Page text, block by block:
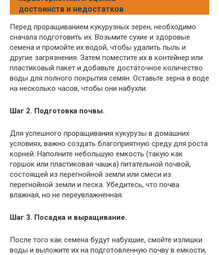
достоинств и недостатков
Перед проращиванием кукурузных зерен, необходимо
сначала подготовить их. Возьмите сухие и здоровые
семена и промойте их водой, чтобы удалить пыль и
другие загрязнения. Затем поместите их в контейнер или
пластиковый пакет и добавьте достаточное количество
воды для полного покрытия семян. Оставьте зерна в воде
на несколько часов, чтобы они набухли.
Шаг 2. Подготовка почвы.
Для успешного проращивания кукурузы в домашних
условиях, важно создать благоприятную среду для роста
корней. Наполните небольшую емкость (такую как
горшок или пластиковая чашка) питательной почвой,
состоящей из перегнойной земли или смеси из
перегнойной земли и песка. Убедитесь, что почва
влажная, но не переувлажненная.
Шаг 3. Посадка и выращивание.
После того как семена будут набухшие, смойте излишки
воды и выложите их на подготовленную почву в емкости,